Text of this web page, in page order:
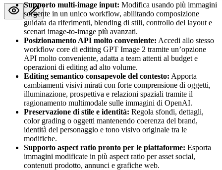
Supporto multi-image input: Modifica usando più immagini
sorgente in un unico workflow, abilitando composizione
guidata da riferimenti, blending di stili, controllo del layout e
scenari image-to-image più avanzati.
Posizionamento API molto conveniente: Accedi allo stesso
workflow core di editing GPT Image 2 tramite un’opzione
API molto conveniente, adatta a team attenti al budget e
operazioni di editing ad alto volume.
Editing semantico consapevole del contesto: Apporta
cambiamenti visivi mirati con forte comprensione di oggetti,
illuminazione, prospettiva e relazioni spaziali tramite il
ragionamento multimodale sulle immagini di OpenAI.
Preservazione di stile e identità: Regola sfondi, dettagli,
color grading o oggetti mantenendo coerenza del brand,
identità del personaggio e tono visivo originale tra le
modifiche.
Supporto aspect ratio pronto per le piattaforme: Esporta
immagini modificate in più aspect ratio per asset social,
contenuti prodotto, annunci e grafiche web.